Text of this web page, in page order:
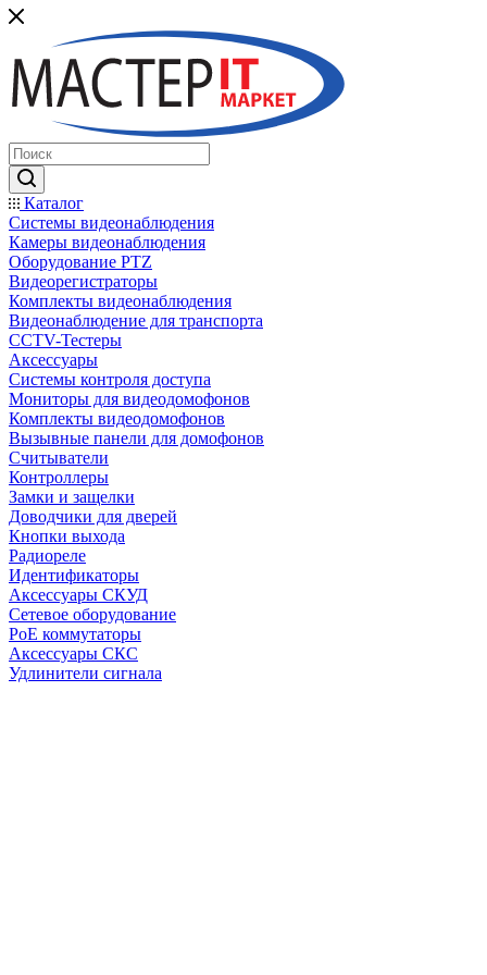
Каталог
Системы видеонаблюдения
Камеры видеонаблюдения
Оборудование PTZ
Видеорегистраторы
Комплекты видеонаблюдения
Видеонаблюдение для транспорта
CCTV-Тестеры
Аксессуары
Системы контроля доступа
Мониторы для видеодомофонов
Комплекты видеодомофонов
Вызывные панели для домофонов
Считыватели
Контроллеры
Замки и защелки
Доводчики для дверей
Кнопки выхода
Радиореле
Идентификаторы
Аксессуары СКУД
Сетевое оборудование
PoE коммутаторы
Аксессуары СКС
Удлинители сигнала